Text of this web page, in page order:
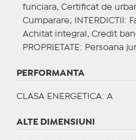
funciara, Certificat de
Cumparare;
INTERDICTII :
Achitat integral, Credit
PROPRIETATE : Persoana
PERFORMANTA
CLASA ENERGETICA: A
ALTE DIMENSIUNI